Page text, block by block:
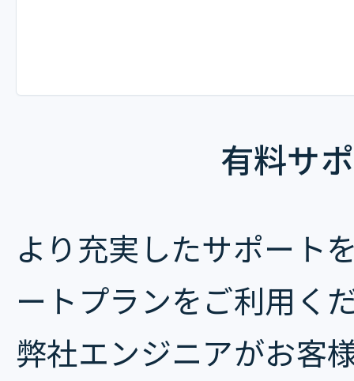
有料サ
より充実したサポート
ートプランをご利用く
弊社エンジニアがお客